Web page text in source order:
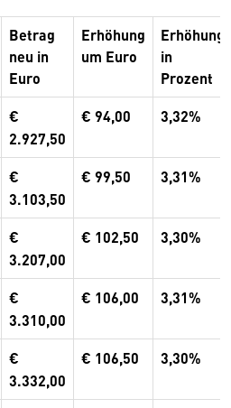
Betrag
neu in
Euro
Erhöhung
um Euro
Erhöhung
in
Prozent
€
2.927,50
€ 94,00 3,32%
€
3.103,50
€ 99,50 3,31%
€
3.207,00
€ 102,50 3,30%
€
3.310,00
€ 106,00 3,31%
€
3.332,00
€ 106,50 3,30%